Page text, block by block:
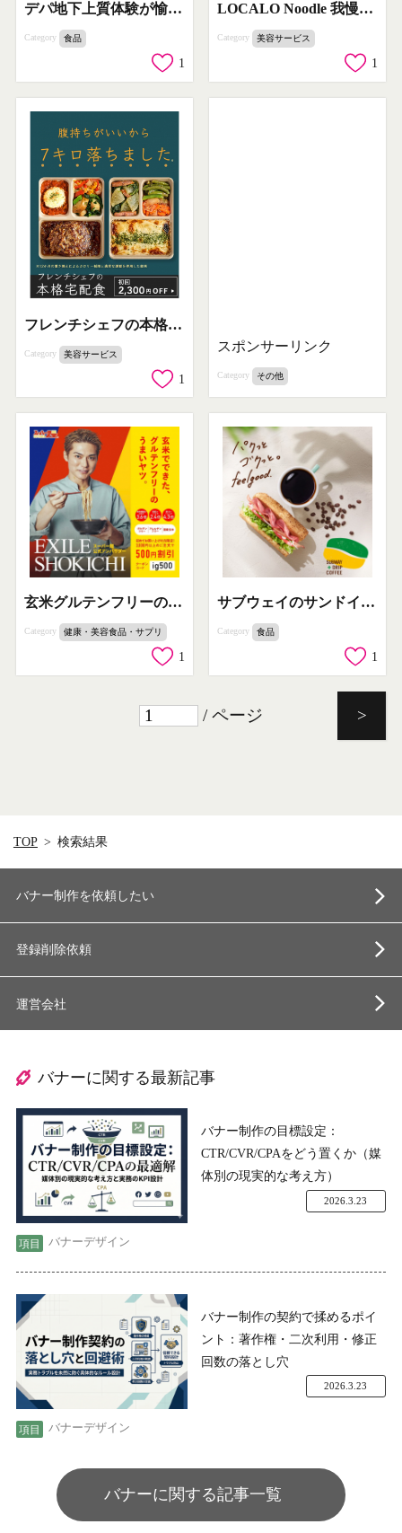
デパ地下上質体験が愉しめる伊勢丹おためしセット
Category 食品
1
LOCALO Noodle 我慢しないダイエットおきかえ麺
Category 美容サービス
1
フレンチシェフの本格宅配食：ダイエットをサポートする健康宅食サービス
Category 美容サービス
1
スポンサーリンク
Category その他
玄米グルテンフリーのスーパー麺初回限定割引
Category 健康・美容食品・サプリ
1
サブウェイのサンドイッチとドリップコーヒーのセット提案
Category 食品
1
/ ページ >
TOP 検索結果
バナー制作を依頼したい
登録削除依頼
運営会社
バナーに関する最新記事
バナー制作の目標設定：
CTR/CVR/CPAをどう置くか（媒
体別の現実的な考え方）
バナーデザイン
2026.3.23
バナー制作の契約で揉めるポイ
ント：著作権・二次利用・修正
回数の落とし穴
バナーデザイン
2026.3.23
バナーに関する記事一覧